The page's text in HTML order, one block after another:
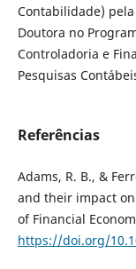
Contabilidade)
Doutora no
Controladoria e
Pesquisas
Referências
Adams, R. B., &
and their impact
of Financial
https://doi.org/